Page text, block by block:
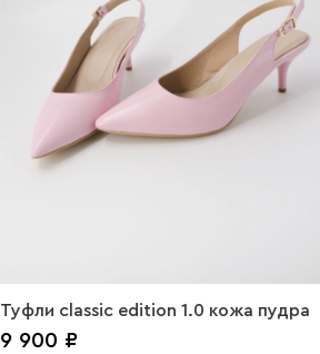
Туфли classic edition 1.0 кожа пудра
9 900 ₽